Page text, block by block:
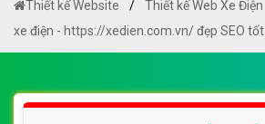
Thiết kế Website Thiết kế Web Xe Điện
xe điện - https://xedien.com.vn/ đẹp SEO tốt